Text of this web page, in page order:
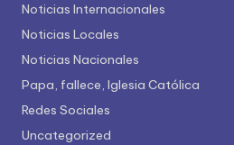
Noticias Internacionales
Noticias Locales
Noticias Nacionales
Papa, fallece, Iglesia Católica
Redes Sociales
Uncategorized